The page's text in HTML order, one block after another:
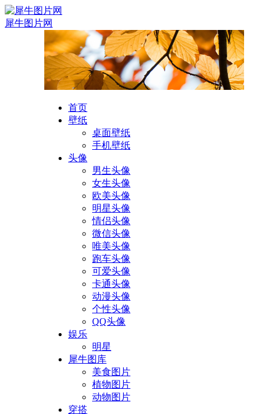
犀牛图片网
首页
壁纸
桌面壁纸
手机壁纸
头像
男生头像
女生头像
欧美头像
明星头像
情侣头像
微信头像
唯美头像
跑车头像
可爱头像
卡通头像
动漫头像
个性头像
QQ头像
娱乐
明星
犀牛图库
美食图片
植物图片
动物图片
穿搭